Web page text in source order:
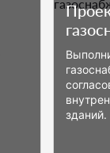
зданий.